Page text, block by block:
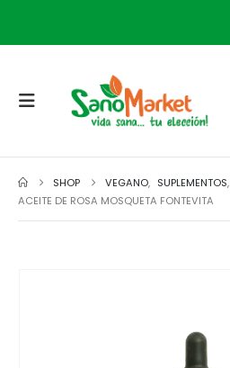
SHOP VEGANO, SUPLEMENTOS,
ACEITE DE ROSA MOSQUETA FONTEVITA